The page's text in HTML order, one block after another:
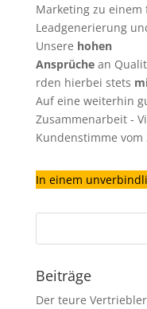
Marketing zu
Leadgenerierung
Unsere hohen
Ansprüchean
rden hierbei stets
Auf eine weiterhin
Zusammenarbeit -
Kundenstimme vom
In einem
Beiträge
Der teure